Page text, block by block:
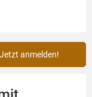
anmelden!